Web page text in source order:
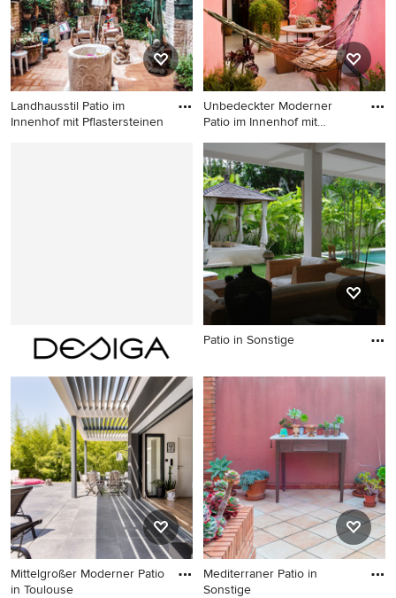
Landhausstil Patio im
Innenhof mit Pflastersteinen
Unbedeckter Moderner
Patio im Innenhof mit
Unbedeckter Moderner Patio
im Innenhof mit
Kübelpflanzen und
Betonplatten in Barcelona
Patio in Sonstige
Mittelgroßer Moderner Patio
in Toulouse
Mediterraner Patio in
Sonstige